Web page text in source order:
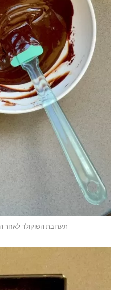
תערובת השוקולד לאחר